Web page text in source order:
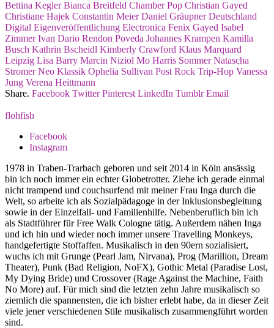
Bettina Kegler Bianca Breitfeld Chamber Pop Christian Gayed
Christiane Hajek Constantin Meier Daniel Gräupner Deutschland
Digital Eigenveröffentlichung Electronica Fenix Gayed Isabel
Zimmer Ivan Dario Rendon Poveda Johannes Krampen Kamilla
Busch Kathrin Bscheidl Kimberly Crawford Klaus Marquard
Leipzig Lisa Barry Marcin Niziol Mo Harris Sommer Natascha
Stromer Neo Klassik Ophelia Sullivan Post Rock Trip-Hop Vanessa
Jung Verena Heittmann
Share. Facebook Twitter Pinterest LinkedIn Tumblr Email
flohfish
Facebook
Instagram
1978 in Traben-Trarbach geboren und seit 2014 in Köln ansässig
bin ich noch immer ein echter Globetrotter. Ziehe ich gerade einmal
nicht trampend und couchsurfend mit meiner Frau Inga durch die
Welt, so arbeite ich als Sozialpädagoge in der Inklusionsbegleitung
sowie in der Einzelfall- und Familienhilfe. Nebenberuflich bin ich
als Stadtführer für Free Walk Cologne tätig. Außerdem nähen Inga
und ich hin und wieder noch immer unsere Travelling Monkeys,
handgefertigte Stoffaffen. Musikalisch in den 90ern sozialisiert,
wuchs ich mit Grunge (Pearl Jam, Nirvana), Prog (Marillion, Dream
Theater), Punk (Bad Religion, NoFX), Gothic Metal (Paradise Lost,
My Dying Bride) und Crossover (Rage Against the Machine, Faith
No More) auf. Für mich sind die letzten zehn Jahre musikalisch so
ziemlich die spannensten, die ich bisher erlebt habe, da in dieser Zeit
viele jener verschiedenen Stile musikalisch zusammengführt worden
sind.